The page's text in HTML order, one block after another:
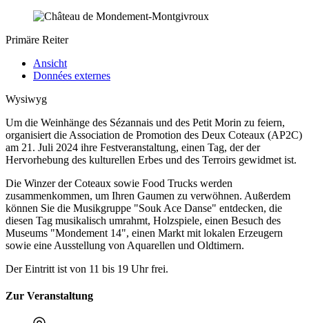
Primäre Reiter
Ansicht
Données externes
Wysiwyg
Um die Weinhänge des Sézannais und des Petit Morin zu feiern,
organisiert die Association de Promotion des Deux Coteaux (AP2C)
am 21. Juli 2024 ihre Festveranstaltung, einen Tag, der der
Hervorhebung des kulturellen Erbes und des Terroirs gewidmet ist.
Die Winzer der Coteaux sowie Food Trucks werden
zusammenkommen, um Ihren Gaumen zu verwöhnen. Außerdem
können Sie die Musikgruppe "Souk Ace Danse" entdecken, die
diesen Tag musikalisch umrahmt, Holzspiele, einen Besuch des
Museums "Mondement 14", einen Markt mit lokalen Erzeugern
sowie eine Ausstellung von Aquarellen und Oldtimern.
Der Eintritt ist von 11 bis 19 Uhr frei.
Zur Veranstaltung